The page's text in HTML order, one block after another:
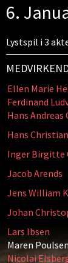
6.
Lystspil i 3
Ellen Marie
Ferdinand
Hans Andreas
Hans
Inger Birgitte
Jacob Arends
Jens William
Johan
Lars Ibsen
Maren
Nicolai